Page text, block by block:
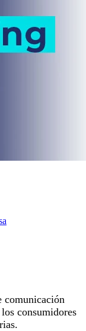
comunicación
consumidores